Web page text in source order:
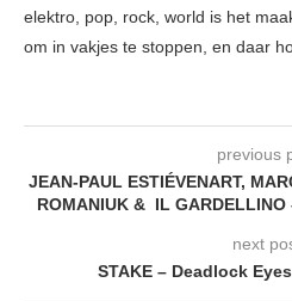
elektro, pop, rock, world is het
om in vakjes te stoppen, en daar
previous
JEAN-PAUL ESTIÉVENART,
ROMANIUK & IL
next
STAKE – Deadlock